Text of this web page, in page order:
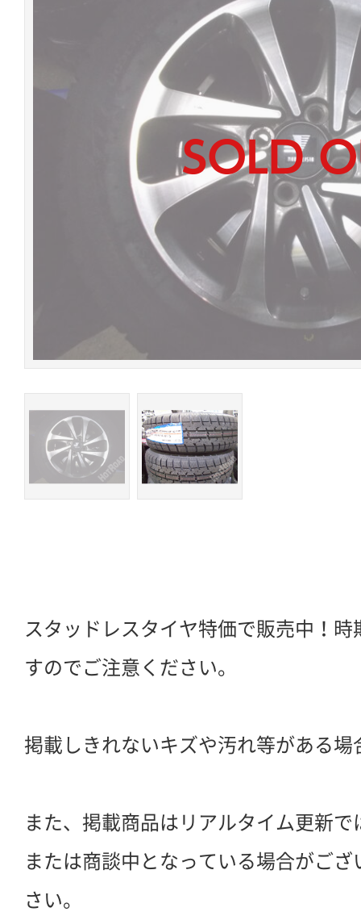
スタッドレスタイヤ特価で販売中！
すのでご注意ください。
掲載しきれないキズや汚れ等がある場
また、掲載商品はリアルタイム更新
または商談中となっている場合がご
さい。